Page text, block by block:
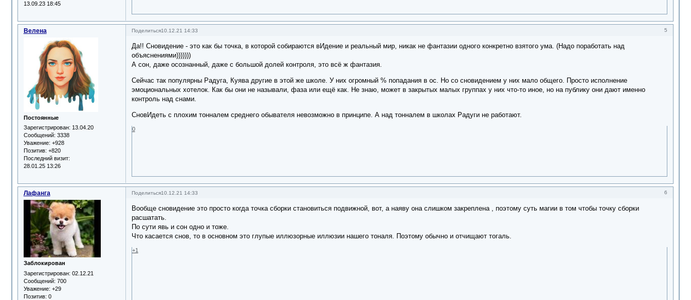
13.09.23 18:45
Поделиться 5
10.12.21 14:33
Велена
Постоянные
Зарегистрирован: 13.04.20
Сообщений: 3338
Уважение: +928
Позитив: +820
Последний визит:
28.01.25 13:26
Да!! Сновидение - это как бы точка, в которой собираются вИдение и реальный мир, никак не фантазии одного конкретно взятого ума. (Надо поработать над
объяснениями)))))))
А сон, даже осознанный, даже с большой долей контроля, это всё ж фантазия.
Сейчас так популярны Радуга, Куява другие в этой же школе. У них огромный % попадания в ос. Но со сновидением у них мало общего. Просто исполнение
эмоциональных хотелок. Как бы они не называли, фаза или ещё как. Не знаю, может в закрытых малых группах у них что-то иное, но на публику они дают именно
контроль над снами.
СновИдеть с плохим тонналем среднего обывателя невозможно в принципе. А над тонналем в школах Радуги не работают.
0
Поделиться 6
10.12.21 14:33
Лафанга
Заблокирован
Зарегистрирован: 02.12.21
Сообщений: 700
Уважение: +29
Позитив: 0
Вообще сновидение это просто когда точка сборки становиться подвижной, вот, а наяву она слишком закреплена , поэтому суть магии в том чтобы точку сборки
расшатать.
По сути явь и сон одно и тоже.
Что касается снов, то в основном это глупые иллюзорные иллюзии нашего тоналя. Поэтому обычно и отчищают тогаль.
+1